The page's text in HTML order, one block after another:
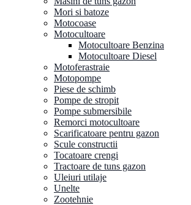
Mori si batoze
Motocoase
Motocultoare
Motocultoare Benzina
Motocultoare Diesel
Motoferastraie
Motopompe
Piese de schimb
Pompe de stropit
Pompe submersibile
Remorci motocultoare
Scarificatoare pentru gazon
Scule constructii
Tocatoare crengi
Tractoare de tuns gazon
Uleiuri utilaje
Unelte
Zootehnie